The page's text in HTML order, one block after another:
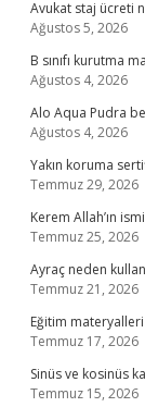
Avukat staj ücreti
Ağustos 5, 2026
B sınıfı kurutma
Ağustos 4, 2026
Alo Aqua Pudra
Ağustos 4, 2026
Yakın koruma
Temmuz 29, 2026
Kerem Allah’ın
Temmuz 25, 2026
Ayraç neden
Temmuz 21, 2026
Eğitim
Temmuz 17, 2026
Sinüs ve kosinüs
Temmuz 15, 2026